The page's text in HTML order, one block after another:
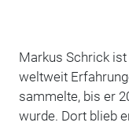
Markus Schrick
weltweit
sammelte, bis er
wurde. Dort blieb